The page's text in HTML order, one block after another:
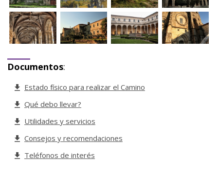
Documentos:
Estado físico para realizar el Camino
Qué debo llevar?
Utilidades y servicios
Consejos y recomendaciones
Teléfonos de interés